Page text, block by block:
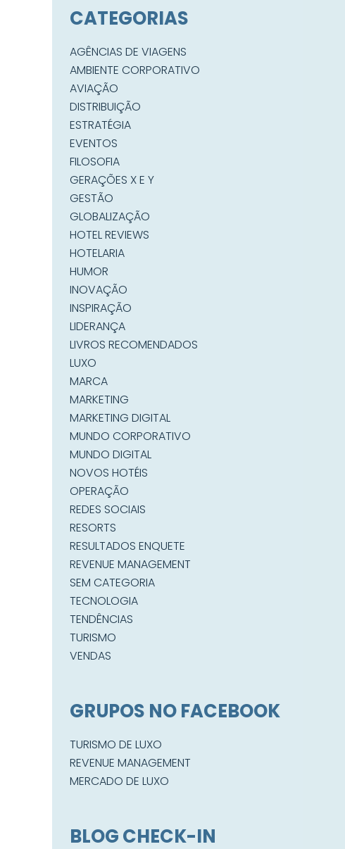
CATEGORIAS
AGÊNCIAS DE VIAGENS
AMBIENTE CORPORATIVO
AVIAÇÃO
DISTRIBUIÇÃO
ESTRATÉGIA
EVENTOS
FILOSOFIA
GERAÇÕES X E Y
GESTÃO
GLOBALIZAÇÃO
HOTEL REVIEWS
HOTELARIA
HUMOR
INOVAÇÃO
INSPIRAÇÃO
LIDERANÇA
LIVROS RECOMENDADOS
LUXO
MARCA
MARKETING
MARKETING DIGITAL
MUNDO CORPORATIVO
MUNDO DIGITAL
NOVOS HOTÉIS
OPERAÇÃO
REDES SOCIAIS
RESORTS
RESULTADOS ENQUETE
REVENUE MANAGEMENT
SEM CATEGORIA
TECNOLOGIA
TENDÊNCIAS
TURISMO
VENDAS
GRUPOS NO FACEBOOK
TURISMO DE LUXO
REVENUE MANAGEMENT
MERCADO DE LUXO
BLOG CHECK-IN